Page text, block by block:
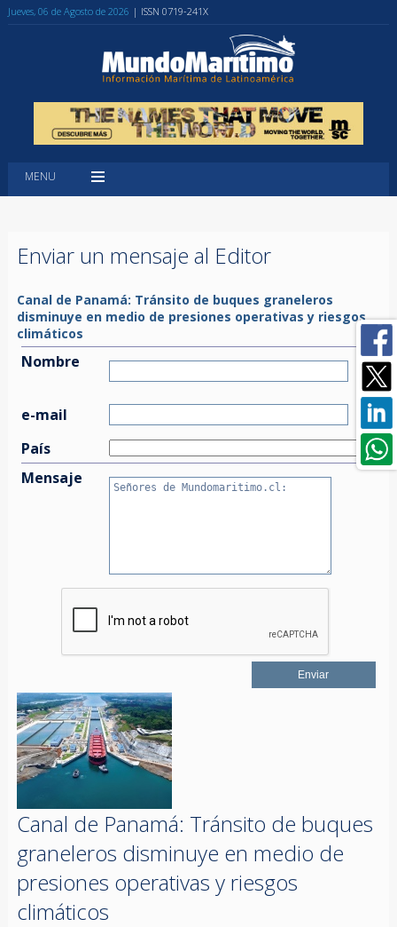
Jueves, 06 de Agosto de 2026 | ISSN 0719-241X
MENU
Enviar un mensaje al Editor
Canal de Panamá: Tránsito de buques graneleros
disminuye en medio de presiones operativas y riesgos
climáticos
Nombre
e-mail
País
Mensaje
Canal de Panamá: Tránsito de buques
graneleros disminuye en medio de
presiones operativas y riesgos
climáticos